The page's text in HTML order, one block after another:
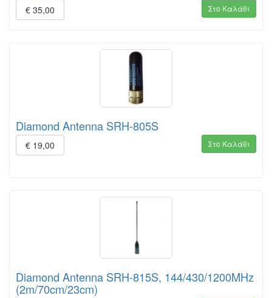
€ 35,00 Στο Καλάθι
Diamond Antenna SRH-805S
€ 19,00 Στο Καλάθι
Diamond Antenna SRH-815S, 144/430/1200MHz
(2m/70cm/23cm)